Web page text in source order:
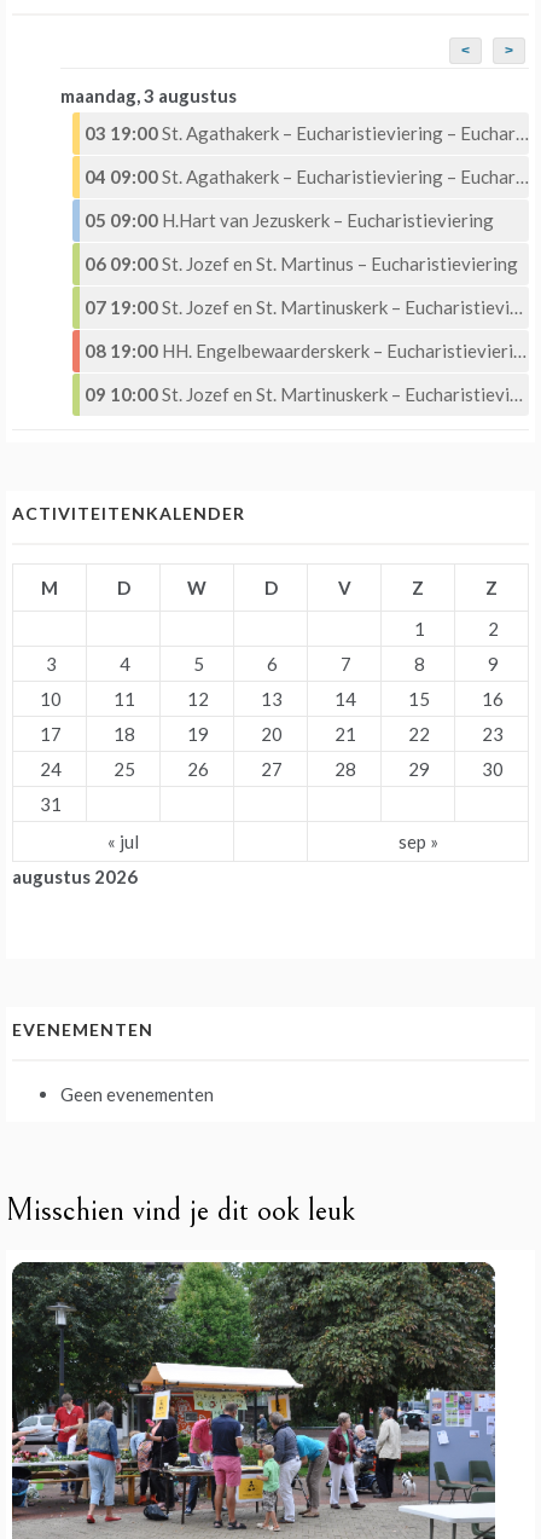
< >
maandag, 3 augustus
03 19:00St. Agathakerk – Eucharistieviering – Eucharistische Aanbidding
04 09:00St. Agathakerk – Eucharistieviering – Eucharistische Aanbidding
05 09:00 H.Hart van Jezuskerk – Eucharistieviering
06 09:00St. Jozef en St. Martinus – Eucharistieviering
07 19:00St. Jozef en St. Martinuskerk – Eucharistieviering met Eucharistische aanbidding
08 19:00 HH. Engelbewaarderskerk – Eucharistieviering –
09 10:00St. Jozef en St. Martinuskerk – Eucharistieviering
ACTIVITEITENKALENDER
augustus 2026
M D W D V Z
Z
1
2
3
4 5 6 7 8
9
10
11 12 13 14 15
16
17
18 19 20 21 22
23
24
25 26 27 28 29
30
31
« jul
sep »
EVENEMENTEN
Geen evenementen
Misschien vind je dit ook leuk